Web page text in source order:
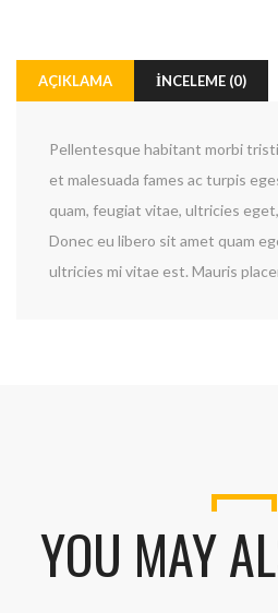
AÇIKLAMA İNCELEME (0)
Pellentesque habitant morbi
et malesuada fames ac turpis
quam, feugiat vitae, ultricies
Donec eu libero sit amet quam
ultricies mi vitae est. Mauris
YOU MAY